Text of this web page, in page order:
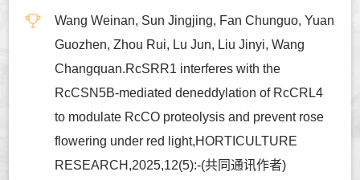
Wang Weinan, Sun Jingjing, Fan Chunguo, Yuan
Guozhen, Zhou Rui, Lu Jun, Liu Jinyi, Wang
Changquan.RcSRR1 interferes with the
RcCSN5B-mediated deneddylation of RcCRL4
to modulate RcCO proteolysis and prevent rose
flowering under red light,HORTICULTURE
RESEARCH,2025,12(5):-(共同通讯作者)